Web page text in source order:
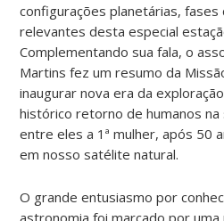
configurações planetárias, fases
relevantes desta especial
Complementando sua fala, o
Martins fez um resumo da
inaugurar nova era da
histórico retorno de humanos na
entre eles a 1ª mulher, após 50
em nosso satélite natural.
O grande entusiasmo por
astronomia foi marcado por